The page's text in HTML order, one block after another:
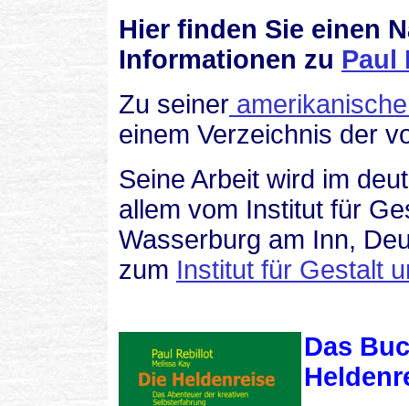
Hier finden Sie einen
Informationen zu Paul
Zu seiner
einem Verzeichnis der
Seine Arbeit wird im
allem vom Institut für
Wasserburg am Inn,
zum Institut für Gestalt
Das